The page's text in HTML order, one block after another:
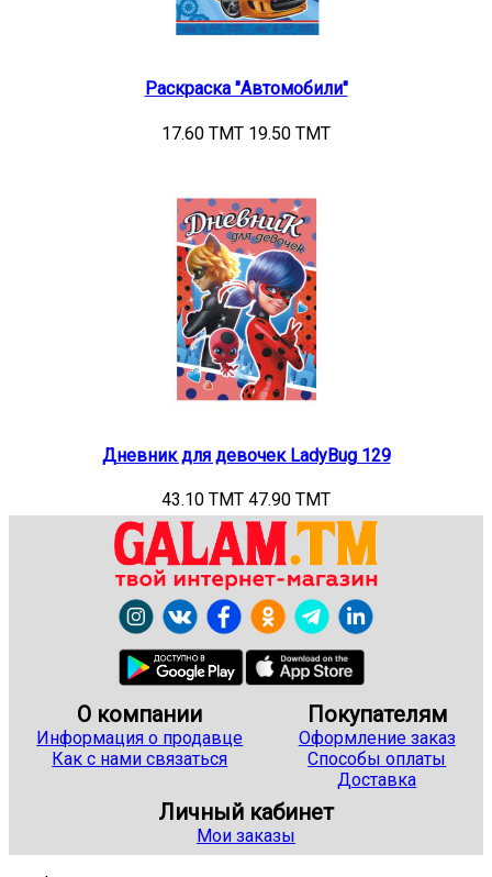
Раскраска "Автомобили"
17.60 TMT 19.50 TMT
Дневник для девочек LadyBug 129
43.10 TMT 47.90 TMT
О компании
Информация о продавце
Как с нами связаться
Покупателям
Оформление заказ
Способы оплаты
Доставка
Личный кабинет
Мои заказы